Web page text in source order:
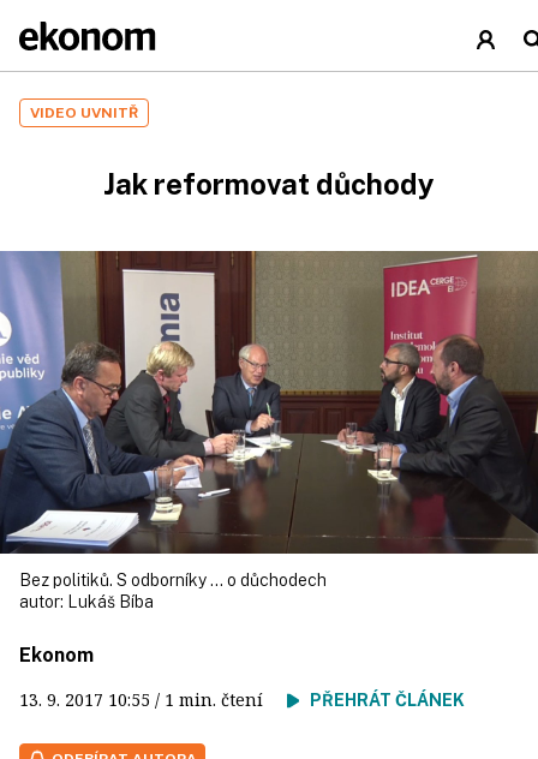
VIDEO UVNITŘ
Jak reformovat důchody
Bez politiků. S odborníky ... o důchodech
autor:
Lukáš Bíba
Ekonom
13. 9. 2017 10:55 / 1 min. čtení PŘEHRÁT ČLÁNEK